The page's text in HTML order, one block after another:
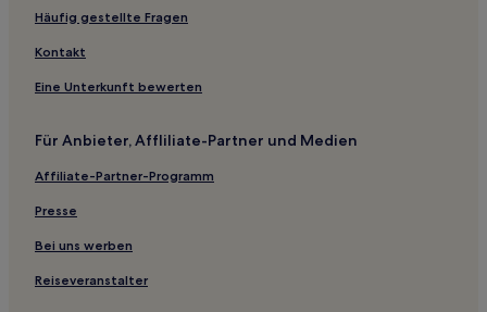
Hotels nahe Zahlen im Wald
Salzburg-Süd: Hotels
Hotels nahe Stift Nonnberg
Hotels nahe Altes Rathaus
Hotels nahe Haus der Natur
Puch bei Hallein Hotels
Itzling: Hotels
Hotels nahe Friedhof St. Sebastian
Häufig gestellte Fragen
Kontakt
Eine Unterkunft bewerten
Für Anbieter, Affliliate-Partner und Medien
Affiliate-Partner-Programm
Presse
Bei uns werben
Reiseveranstalter